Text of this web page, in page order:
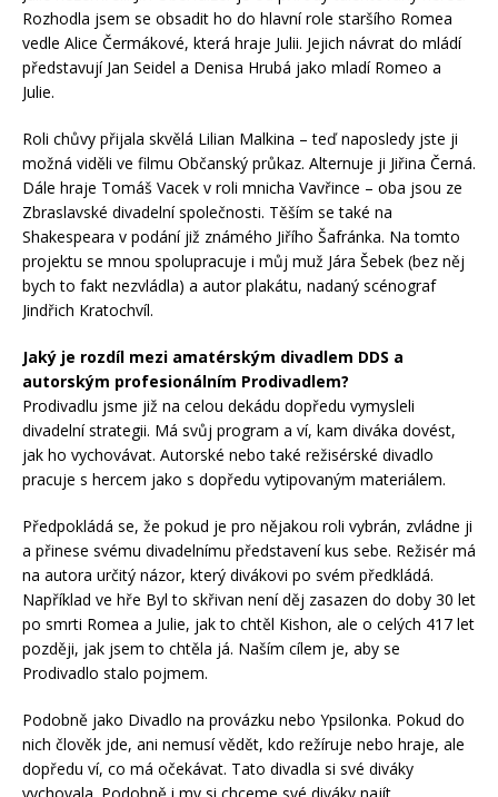
Rozhodla jsem se obsadit ho do hlavní role staršího Romea
vedle Alice Čermákové, která hraje Julii. Jejich návrat do mládí
představují Jan Seidel a Denisa Hrubá jako mladí Romeo a
Julie.
Roli chůvy přijala skvělá Lilian Malkina – teď naposledy jste ji
možná viděli ve filmu Občanský průkaz. Alternuje ji Jiřina Černá.
Dále hraje Tomáš Vacek v roli mnicha Vavřince – oba jsou ze
Zbraslavské divadelní společnosti. Těším se také na
Shakespeara v podání již známého Jiřího Šafránka. Na tomto
projektu se mnou spolupracuje i můj muž Jára Šebek (bez něj
bych to fakt nezvládla) a autor plakátu, nadaný scénograf
Jindřich Kratochvíl.
Jaký je rozdíl mezi amatérským divadlem DDS a
autorským profesionálním Prodivadlem?
Prodivadlu jsme již na celou dekádu dopředu vymysleli
divadelní strategii. Má svůj program a ví, kam diváka dovést,
jak ho vychovávat. Autorské nebo také režisérské divadlo
pracuje s hercem jako s dopředu vytipovaným materiálem.
Předpokládá se, že pokud je pro nějakou roli vybrán, zvládne ji
a přinese svému divadelnímu představení kus sebe. Režisér má
na autora určitý názor, který divákovi po svém předkládá.
Například ve hře Byl to skřivan není děj zasazen do doby 30 let
po smrti Romea a Julie, jak to chtěl Kishon, ale o celých 417 let
později, jak jsem to chtěla já. Naším cílem je, aby se
Prodivadlo stalo pojmem.
Podobně jako Divadlo na provázku nebo Ypsilonka. Pokud do
nich člověk jde, ani nemusí vědět, kdo režíruje nebo hraje, ale
dopředu ví, co má očekávat. Tato divadla si své diváky